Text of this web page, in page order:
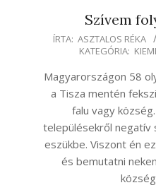
Szívem
2026-
27
ÍRTA: ASZTALOS RÉKA
KATEGÓRIA:
Magyarországon 58
a Tisza mentén
falu vagy
településekről negatív
eszükbe. Viszont én
és bemutatni